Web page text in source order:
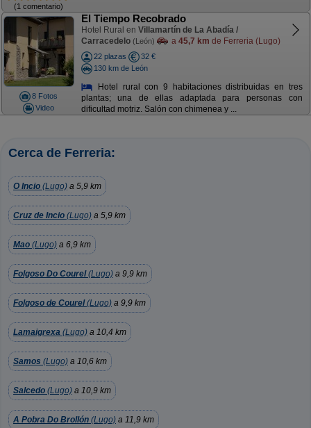
(1 comentario)
8 Fotos
Video
El Tiempo Recobrado
Hotel Rural en Villamartín de La Abadía /
Carracedelo (León) a 45,7 km de Ferreria (Lugo)
22 plazas
32 €
130 km de León
Hotel rural con 9 habitaciones distribuidas en tres
plantas; una de ellas adaptada para personas con
dificultad motriz. Salón con chimenea y ...
Cerca de Ferreria:
O Incio (Lugo) a 5,9 km
Cruz de Incio (Lugo) a 5,9 km
Mao (Lugo) a 6,9 km
Folgoso Do Courel(Lugo) a 9,9 km
Folgoso de Courel(Lugo) a 9,9 km
Lamaigrexa (Lugo) a 10,4 km
Samos (Lugo) a 10,6 km
Salcedo (Lugo) a 10,9 km
A Pobra Do Brollón (Lugo) a 11,9 km